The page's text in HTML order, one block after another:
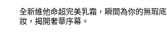
全新維他命超完美乳霜，瞬間為你的無瑕底
妝，揭開奢華序幕。